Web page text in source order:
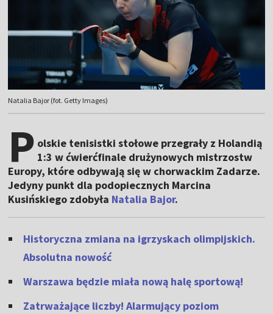
Natalia Bajor (fot. Getty Images)
P olskie tenisistki stołowe przegrały z Holandią
1:3 w ćwierćfinale drużynowych mistrzostw
Europy, które odbywają się w chorwackim Zadarze.
Jedyny punkt dla podopiecznych Marcina
Kusińskiego zdobyła Natalia Bajor.
Historyczna zmiana na igrzyskach olimpijskich.
Absolutna nowość
Warszawa będzie miała nową halę sportową!
Zatrważające liczby! Alarmujący poziom